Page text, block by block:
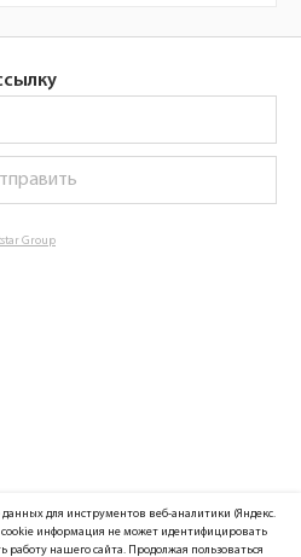
Group
для инструментов веб-аналитики (Яндекс.
информация не может идентифицировать
нашего сайта. Продолжая пользоваться